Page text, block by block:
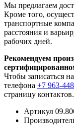
Мы предлагаем
Кроме того,
транспортные
расстояния и
рабочих дней.
Рекомендуем
Чтобы записаться
телефона +7 963-
страницу контактов.
Артикул